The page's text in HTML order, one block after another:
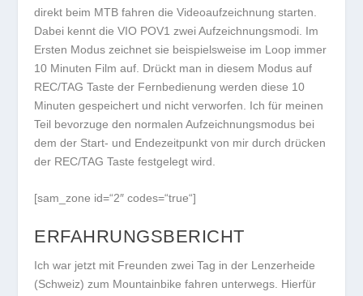
direkt beim MTB fahren die Videoaufzeichnung starten.
Dabei kennt die VIO POV1 zwei Aufzeichnungsmodi. Im
Ersten Modus zeichnet sie beispielsweise im Loop immer
10 Minuten Film auf. Drückt man in diesem Modus auf
REC/TAG Taste der Fernbedienung werden diese 10
Minuten gespeichert und nicht verworfen. Ich für meinen
Teil bevorzuge den normalen Aufzeichnungsmodus bei
dem der Start- und Endezeitpunkt von mir durch drücken
der REC/TAG Taste festgelegt wird.
[sam_zone id=“2″ codes=“true“]
ERFAHRUNGSBERICHT
Ich war jetzt mit Freunden zwei Tag in der Lenzerheide
(Schweiz) zum Mountainbike fahren unterwegs. Hierfür